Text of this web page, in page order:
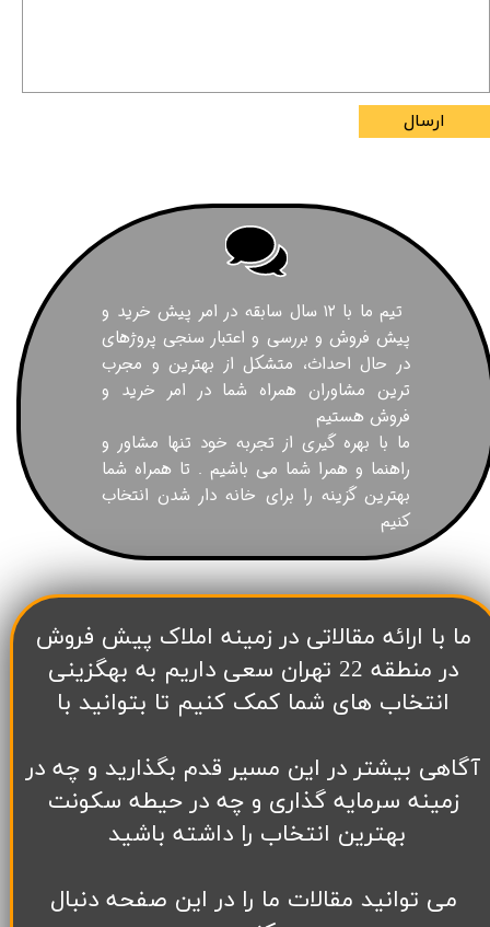
ارسال
تیم ما با ۱۲ سال سابقه در امر پیش خرید و
پیش فروش و بررسی و اعتبار سنجی پروژهای
در حال احداث، متشکل از بهترین و مجرب
ترین مشاوران همراه شما در امر خرید و
فروش هستیم
ما با بهره گیری از تجربه خود تنها مشاور و
راهنما و همرا شما می باشیم . تا همراه شما
بهترین گزینه را برای خانه دار شدن انتخاب
کنیم
​ما با ارائه مقالاتی در زمینه املاک پیش فروش
در منطقه 22 تهران سعی داریم به بهگزینی
انتخاب های شما کمک کنیم تا بتوانید با
آگاهی بیشتر در این مسیر قدم بگذارید و چه در
زمینه سرمایه گذاری و چه در حیطه سکونت
بهترین انتخاب را داشته باشید
می توانید مقالات ما را در این صفحه دنبال